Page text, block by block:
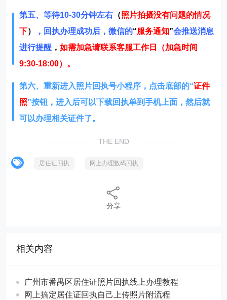
第五、等待10-30分钟左右 （照片拍摄没有问题的情况
下
，回执办理成功后，微信的“服务通知
可以办理相关证件了。
居住证回执 网上办理数码回执